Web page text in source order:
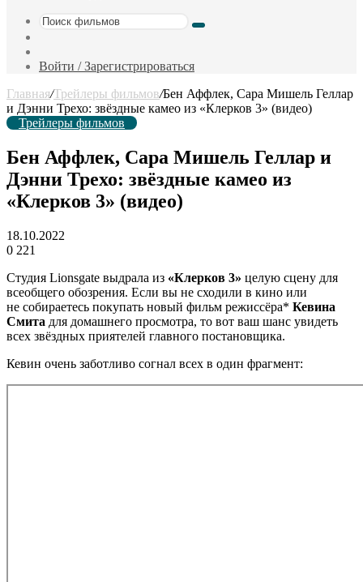
Поиск
фильм
Войти / Зарегистрироваться
Главная/Трейлеры фильмов/Бен Аффлек, Сара Мишель Геллар
и Дэнни Трехо: звёздные камео из «Клерков 3» (видео)
Трейлеры фильмов
Бен Аффлек, Сара Мишель Геллар и
Дэнни Трехо: звёздные камео из
«Клерков 3» (видео)
18.10.2022
0 221
Студия Lionsgate выдрала из «Клерков 3» целую сцену для
всеобщего обозрения. Если вы не сходили в кино или
не собираетесь покупать новый фильм режиссёра* Кевина
Смита для домашнего просмотра, то вот ваш шанс увидеть
всех звёздных приятелей главного постановщика.
Кевин очень заботливо согнал всех в один фрагмент: